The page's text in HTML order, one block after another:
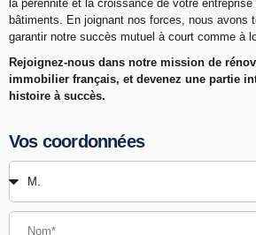
la pérennité et la croissance de votre
bâtiments. En joignant nos forces, nous avons
garantir notre succès mutuel à court comme à
Rejoignez-nous dans notre mission de
immobilier français, et devenez une partie
histoire à succès.
Vos coordonnées